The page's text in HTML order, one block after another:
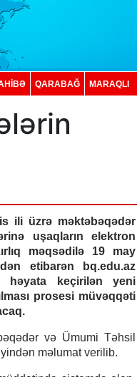
QARABAĞ MARAQLI
ili üzrə məktəbəqədər
uşaqların elektron
məqsədilə 19 may
etibarən bq.edu.az
həyata keçirilən yeni
prosesi müvəqqəti
və Ümumi Təhsil
məlumat verilib.